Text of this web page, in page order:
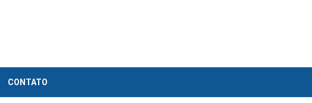
CONTATO